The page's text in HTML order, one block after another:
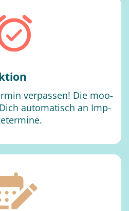
ver­pas­sen! Die moo­
au­to­ma­tisch an Imp­